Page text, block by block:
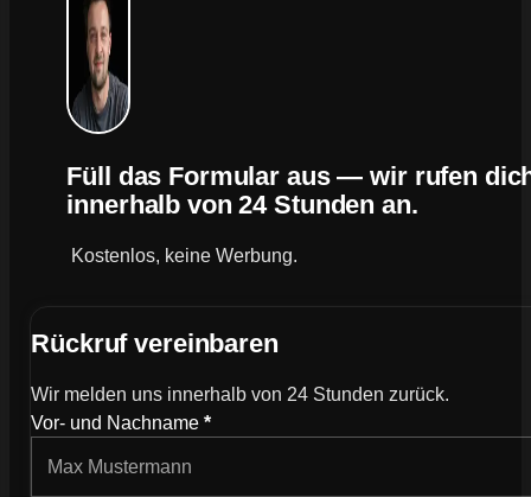
Rückruf vereinbaren
Wir melden uns innerhalb von 24 Stunden zurück.
Vor- und Nachname *
Füll das Formular aus — wir rufen
innerhalb von 24 Stunden an.
Kostenlos, keine Werbung.